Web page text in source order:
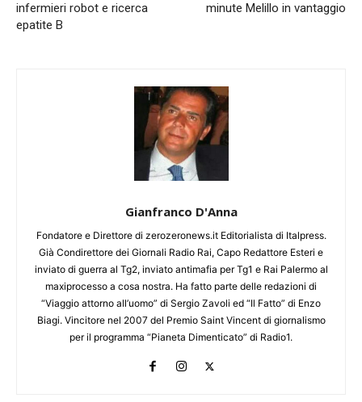
infermieri robot e ricerca
epatite B
minute Melillo in vantaggio
Gianfranco D'Anna
Fondatore e Direttore di zerozeronews.it Editorialista di Italpress.
Già Condirettore dei Giornali Radio Rai, Capo Redattore Esteri e
inviato di guerra al Tg2, inviato antimafia per Tg1 e Rai Palermo al
maxiprocesso a cosa nostra. Ha fatto parte delle redazioni di
“Viaggio attorno all’uomo” di Sergio Zavoli ed “Il Fatto” di Enzo
Biagi. Vincitore nel 2007 del Premio Saint Vincent di giornalismo
per il programma “Pianeta Dimenticato” di Radio1.